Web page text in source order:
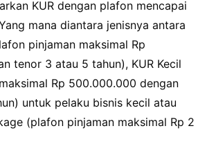
KUR dengan plafon mencapai
mana diantara jenisnya antara
pinjaman maksimal Rp
tenor 3 atau 5 tahun), KUR Kecil
Rp 500.000.000 dengan
untuk pelaku bisnis kecil atau
(plafon pinjaman maksimal Rp 2